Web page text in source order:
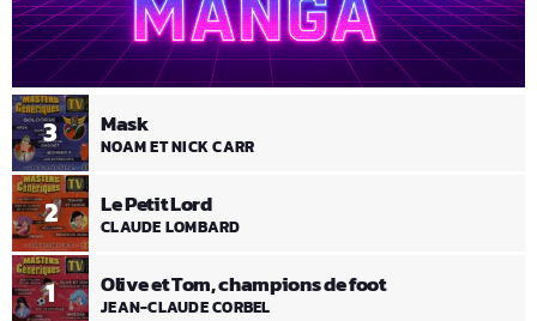
1 Olive et Tom, champions de foot
JEAN-CLAUDE CORBEL
2 Le Petit Lord
CLAUDE LOMBARD
3 Mask
NOAM ET NICK CARR